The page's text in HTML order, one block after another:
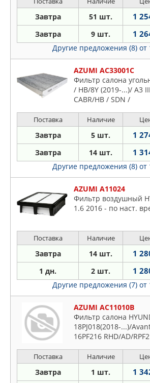
(2003-...)/ Maverick
Завтра 51 шт. 1
Завтра 9 шт. 1
Другие предложения (8) от
AZUMI AC33001C
Фильтр салона
/ HB/8Y (2019-...)/ A3
CABR/HB / SDN /
/ CABR/8VS (2012-
GA/GABBCG/
F3B/F3N (2019-...)/
S3 8VS (2014-2017
Поставка Наличие
Завтра 5 шт. 1
Завтра 14 шт. 1
Другие предложения (8) от
AZUMI A11024
Фильтр воздушный
1.6 2016 - по наст.
Поставка Наличие
Завтра 14 шт. 1
1 дн. 2 шт. 1
Другие предложения (7) от
AZUMI AC11010B
Фильтр салона
18PJ018(2018-...)/
16PF216 RHD/AD/
RHD(2018-2020)/
Поставка Наличие
Завтра 1 шт. 1